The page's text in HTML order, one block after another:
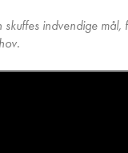
indvendige